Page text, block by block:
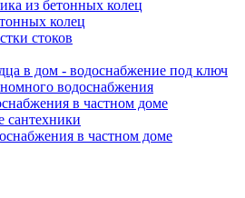
из бетонных колец
колец
стоков
в дом - водоснабжение под ключ
водоснабжения
в частном доме
сантехники
в частном доме